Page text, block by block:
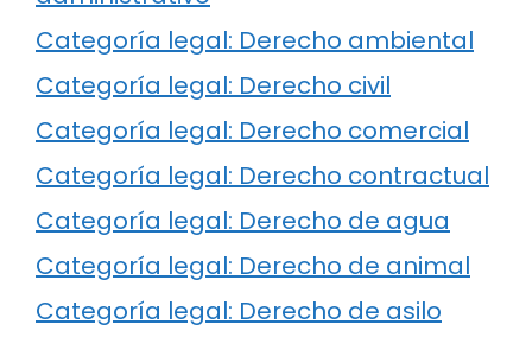
Categoría legal: Derecho ambiental
Categoría legal: Derecho civil
Categoría legal: Derecho comercial
Categoría legal: Derecho contractual
Categoría legal: Derecho de agua
Categoría legal: Derecho de animal
Categoría legal: Derecho de asilo